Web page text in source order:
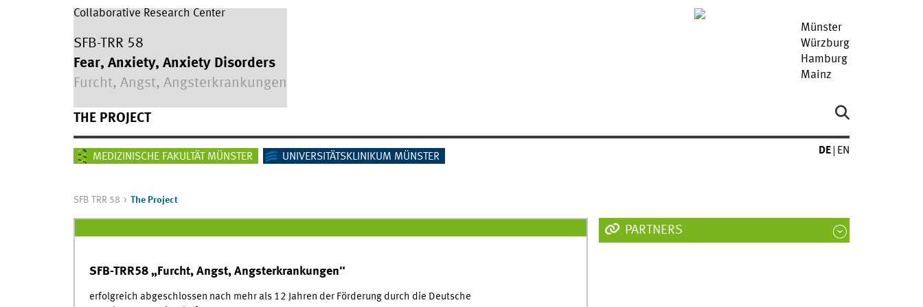
Collaborative Research Center
SFB-TRR 58
Fear, Anxiety, Anxiety Disorders
Furcht, Angst, Angsterkrankungen
Münster
Würzburg
Hamburg
Mainz
THE PROJECT
MEDIZINISCHE FAKULTÄT MÜNSTER UNIVERSITÄTSKLINIKUM MÜNSTER
DE EN
SFB TRR 58 The Project
SFB-TRR58 „Furcht, Angst, Angsterkrankungen"
erfolgreich abgeschlossen nach mehr als 12 Jahren der Förderung durch die Deutsche
PARTNERS